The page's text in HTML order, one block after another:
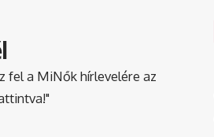
fel a MiNők hírlevelére az